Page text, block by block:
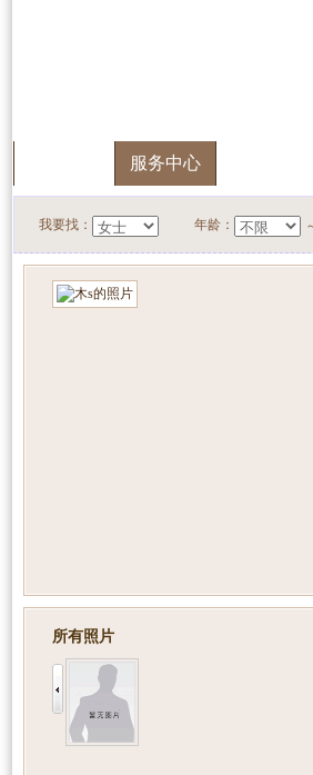
服务中心
我要找： 年龄：
所有照片